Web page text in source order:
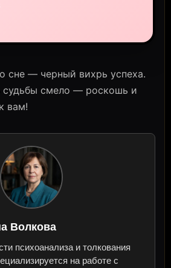
сне — черный вихрь успеха.
судьбы смело — роскошь и
вам!
Волкова
психоанализа и толкования
на работе с